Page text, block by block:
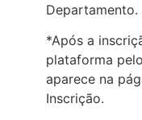
Departamento.
*Após a
plataforma
aparece na
Inscrição.